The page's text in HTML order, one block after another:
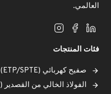
العالمي.
فئات المنتجات
صفيح كهربائي (ETP/SPTE)
الفولاذ الخالي من القصدير (TFS/ECCS)